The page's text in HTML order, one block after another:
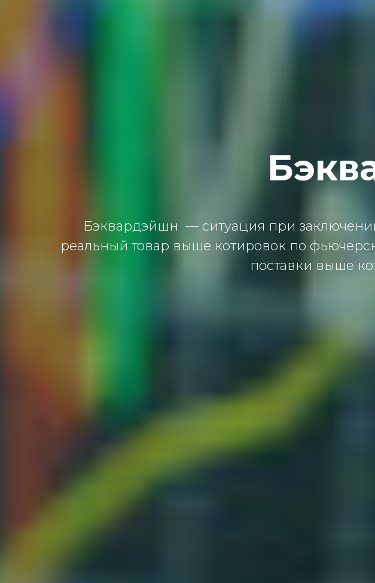
Бэквардэйшн — ситуация при
реальный товар выше котировок по
поставки выше